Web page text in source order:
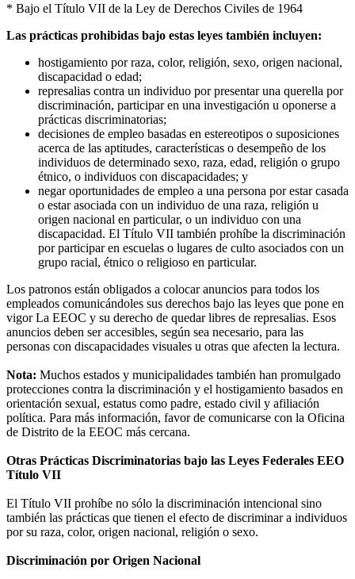
* Bajo el Título VII de la Ley de Derechos Civiles de 1964
Las prácticas prohibidas bajo estas leyes también incluyen:
hostigamiento por raza, color, religión, sexo, origen nacional,
discapacidad o edad;
represalias contra un individuo por presentar una querella por
discriminación, participar en una investigación u oponerse a
prácticas discriminatorias;
decisiones de empleo basadas en estereotipos o suposiciones
acerca de las aptitudes, características o desempeño de los
individuos de determinado sexo, raza, edad, religión o grupo
étnico, o individuos con discapacidades; y
negar oportunidades de empleo a una persona por estar casada
o estar asociada con un individuo de una raza, religión u
origen nacional en particular, o un individuo con una
discapacidad. El Título VII también prohíbe la discriminación
por participar en escuelas o lugares de culto asociados con un
grupo racial, étnico o religioso en particular.
Los patronos están obligados a colocar anuncios para todos los
empleados comunicándoles sus derechos bajo las leyes que pone en
vigor La EEOC y su derecho de quedar libres de represalias. Esos
anuncios deben ser accesibles, según sea necesario, para las
personas con discapacidades visuales u otras que afecten la lectura.
Nota: Muchos estados y municipalidades también han promulgado
protecciones contra la discriminación y el hostigamiento basados en
orientación sexual, estatus como padre, estado civil y afiliación
política. Para más información, favor de comunicarse con la Oficina
de Distrito de la EEOC más cercana.
Otras Prácticas Discriminatorias bajo las Leyes Federales EEO
Título VII
El Título VII prohíbe no sólo la discriminación intencional sino
también las prácticas que tienen el efecto de discriminar a individuos
por su raza, color, origen nacional, religión o sexo.
Discriminación por Origen Nacional